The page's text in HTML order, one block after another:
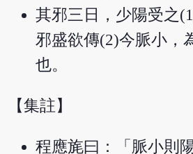
其邪三日，少陽受之
邪盛欲傳(2)今脈小，
也。
【集註】
程應旄曰：「脈小則